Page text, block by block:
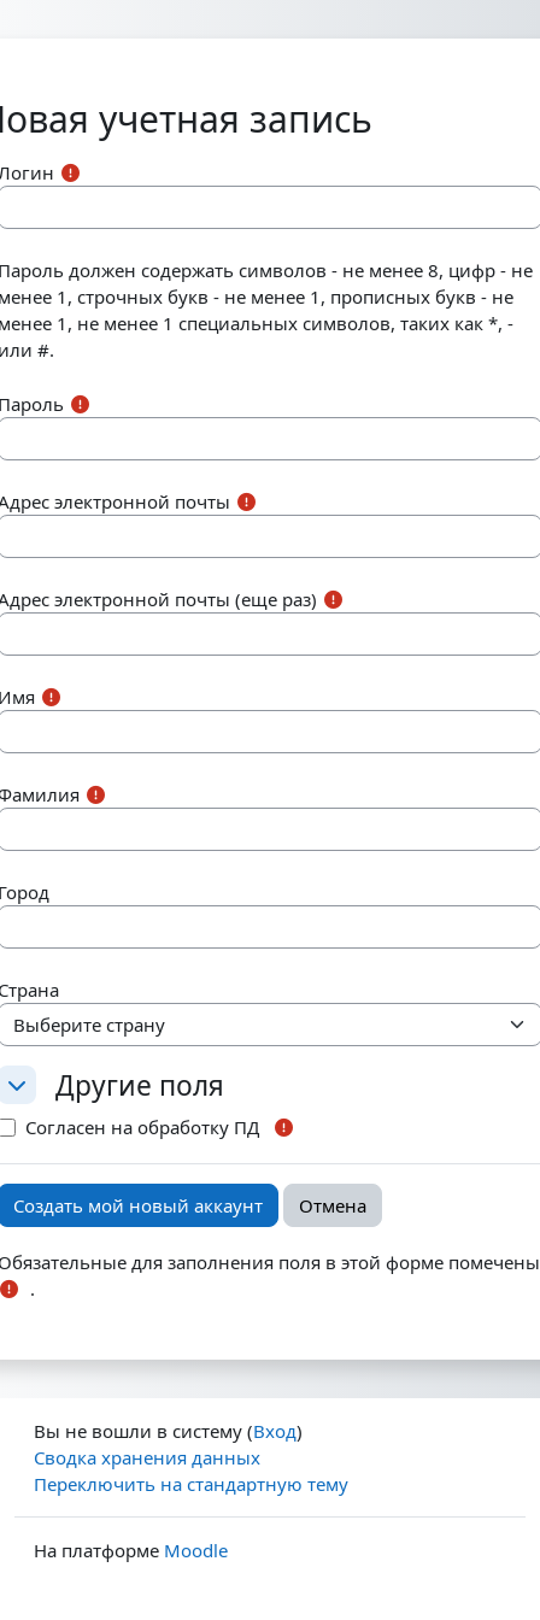
учетная запись
должен содержать символов - не менее 8, цифр - не
1, строчных букв - не менее 1, прописных букв - не
1, не менее 1 специальных символов, таких как *, -
#.
электронной почты
электронной почты (еще раз)
поля
Другие поля
Другие поля
Согласен на обработку ПД
для заполнения поля в этой форме помечены
.
Вы не вошли в систему (Вход)
Сводка хранения данных
Переключить на стандартную тему
На платформе Moodle